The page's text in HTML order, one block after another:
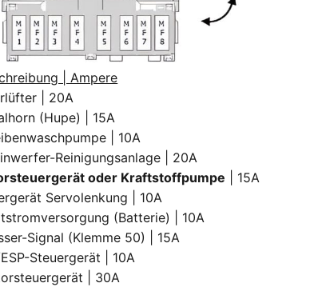
| Ampere
| 20A
(Hupe) | 15A
| 10A
Reinigungsanlage | 20A
oder Kraftstoffpumpe | 15A
Servolenkung | 10A
(Batterie) | 10A
Signal (Klemme 50) | 15A
Steuergerät | 10A
| 30A